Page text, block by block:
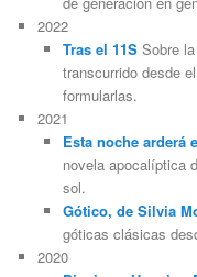
2022
Tras el 11SSobre la
transcurrido desde
formularlas.
2021
Esta noche arderá
novela apocalíptica
sol.
Gótico, de Silvia
góticas clásicas
2020